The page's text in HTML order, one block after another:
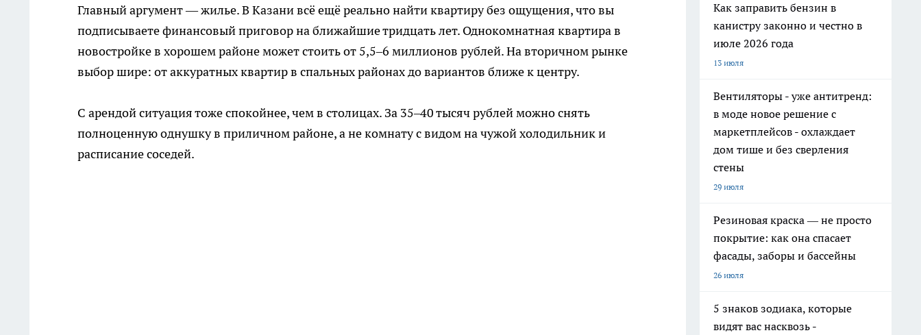
Главный аргумент — жилье. В Казани всё ещё реально найти квартиру без ощущения, что вы
подписываете финансовый приговор на ближайшие тридцать лет. Однокомнатная квартира в
новостройке в хорошем районе может стоить от 5,5–6 миллионов рублей. На вторичном рынке
выбор шире: от аккуратных квартир в спальных районах до вариантов ближе к центру.
С арендой ситуация тоже спокойнее, чем в столицах. За 35–40 тысяч рублей можно снять
полноценную однушку в приличном районе, а не комнату с видом на чужой холодильник и
расписание соседей.
Как заправить бензин в
канистру законно и честно в
июле 2026 года
13 июля
Вентиляторы - уже антитренд:
в моде новое решение с
маркетплейсов - охлаждает
дом тише и без сверления
стены
29 июля
Резиновая краска — не просто
покрытие: как она спасает
фасады, заборы и бассейны
26 июля
5 знаков зодиака, которые
видят вас насквозь -